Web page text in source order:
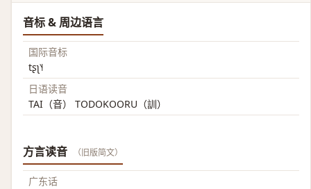
音标 & 周边语言
国际音标
tʂʅ˥˧
日语读音
TAI（音） TODOKOORU（訓）
方言读音 （旧版简文）
广东话